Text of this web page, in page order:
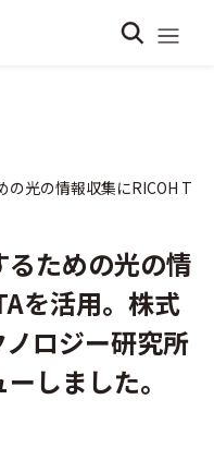
の光の情報収集にRICOH
ための光の情
を活用。株式
ロジー研究所
しました。